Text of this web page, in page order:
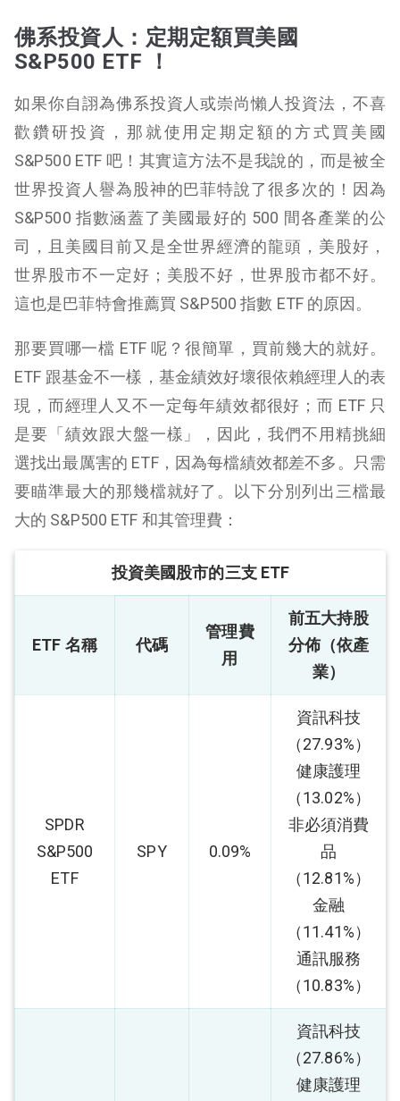
佛系投資人：定期定額買美國
S&P500 ETF ！
如果你自詡為佛系投資人或崇尚懶人投資法，不喜
歡鑽研投資，那就使用定期定額的方式買美國
S&P500 ETF 吧！其實這方法不是我說的，而是被全
世界投資人譽為股神的巴菲特說了很多次的！因為
S&P500 指數涵蓋了美國最好的 500 間各產業的公
司，且美國目前又是全世界經濟的龍頭，美股好，
世界股市不一定好；美股不好，世界股市都不好。
這也是巴菲特會推薦買 S&P500 指數 ETF 的原因。
那要買哪一檔 ETF 呢？很簡單，買前幾大的就好。
ETF 跟基金不一樣，基金績效好壞很依賴經理人的表
現，而經理人又不一定每年績效都很好；而 ETF 只
是要「績效跟大盤一樣」，因此，我們不用精挑細
選找出最厲害的 ETF，因為每檔績效都差不多。只需
要瞄準最大的那幾檔就好了。以下分別列出三檔最
大的 S&P500 ETF 和其管理費：
投資美國股市的三支 ETF
ETF 名稱 代碼
管理費
用
前五大持股
分佈（依產
業）
SPDR
S&P500
ETF
SPY 0.09%
資訊科技
（27.93%）
健康護理
（13.02%）
非必須消費
品
（12.81%）
金融
（11.41%）
通訊服務
（10.83%）
資訊科技
（27.86%）
健康護理